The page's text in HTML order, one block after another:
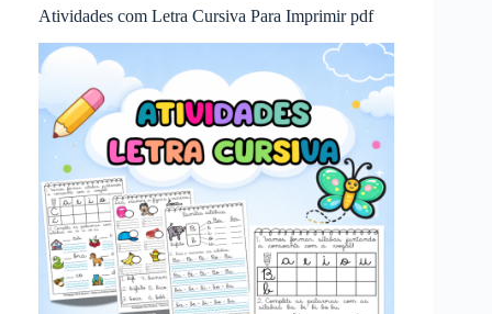
Atividades com Letra Cursiva Para Imprimir pdf